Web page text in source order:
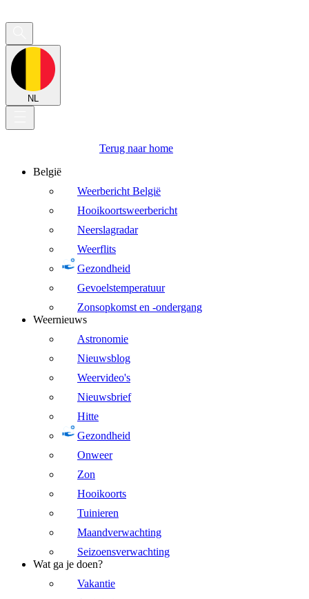
NL
Terug naar home
België
Weerbericht België
Hooikoortsweerbericht
Neerslagradar
Weerflits
Gezondheid
Gevoelstemperatuur
Zonsopkomst en -ondergang
Weernieuws
Astronomie
Nieuwsblog
Weervideo's
Nieuwsbrief
Hitte
Gezondheid
Onweer
Zon
Hooikoorts
Tuinieren
Maandverwachting
Seizoensverwachting
Wat ga je doen?
Vakantie